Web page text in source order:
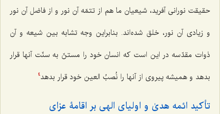
حقیقت نورانی آفرید، شیعیان ما هم از تتمّه آن نور و از فاضل آن نور
و زیادی آن نور، خلق شده‌اند. بنابراین وجه تشابه بین شیعه و آن
ذوات مقدّسه در این است که انسان خود را مستنّ به سنّت آنها قرار
بدهد و همیشه پیروی از آنها را نُصبُ العین خود قرار بدهد4
تأکید ائمه هدیٰ و اولیای الهی بر اقامۀ عزای